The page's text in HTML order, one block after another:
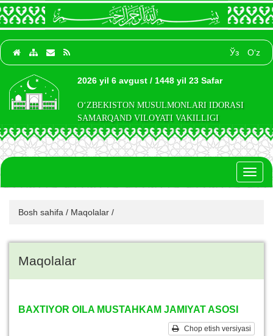
Ўз O‘z
2026 yil 6 avgust / 1448 yil 23 Safar
O‘ZBEKISTON MUSULMONLARI IDORASI
SAMARQAND VILOYATI VAKILLIGI
Bosh sahifa / Maqolalar /
Maqolalar
BAXTIYOR OILA MUSTAHKAM JAMIYAT ASOSI
Chop etish versiyasi